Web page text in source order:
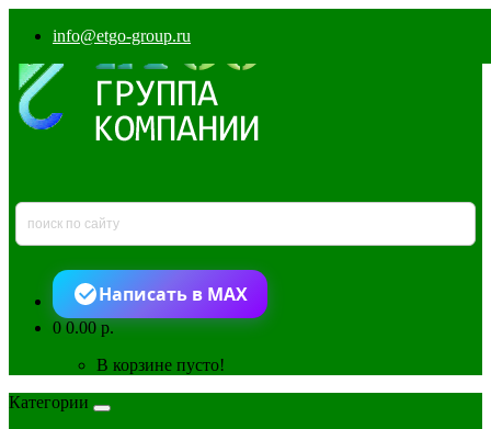
info@etgo-group.ru
Написать в MAX
00.00 р.
В корзине пусто!
Категории